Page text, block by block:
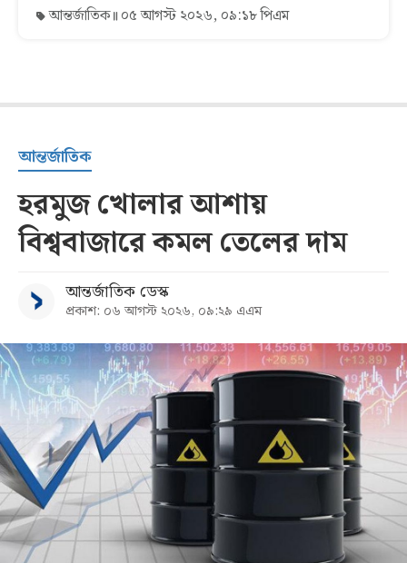
আন্তর্জাতিক ০৫ আগস্ট ২০২৬, ০৯:১৮ পিএম
আন্তর্জাতিক
হরমুজ খোলার আশায়
বিশ্ববাজারে কমল তেলের দাম
আন্তর্জাতিক ডেস্ক
প্রকাশ: ০৬ আগস্ট ২০২৬, ০৯:২৯ এএম